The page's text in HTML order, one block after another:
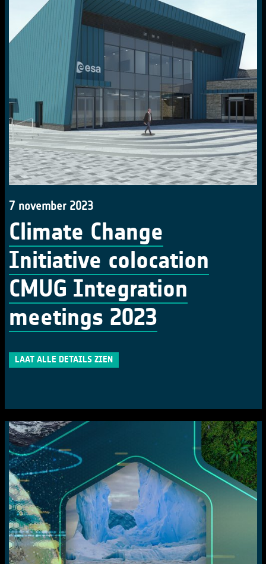
7 november 2023
Climate Change
Initiative colocation
CMUG Integration
meetings 2023
LAAT ALLE DETAILS ZIEN